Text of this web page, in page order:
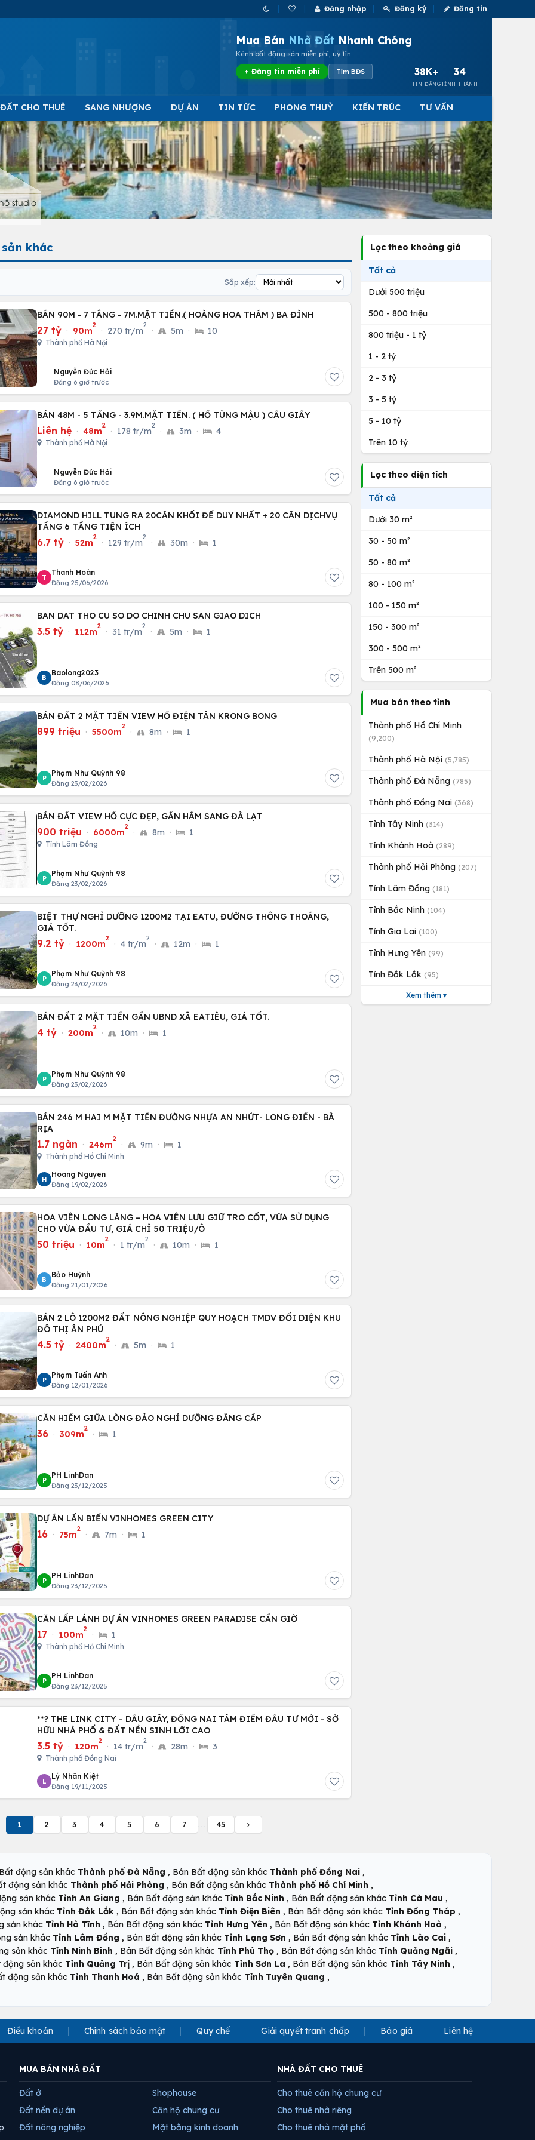
Đăng nhập Đăng ký Đăng tin
Mua Bán Nhà Đất Nhanh Chóng
Kênh bất động sản miễn phí, uy tín
+ Đăng tin miễn phí Tìm BĐS 38K+
TIN ĐĂNG
34
TỈNH THÀNH
CHO THUÊ SANG NHƯỢNG DỰ ÁN TIN TỨC PHONG THUỶ KIẾN TRÚC TƯ VẤN
studio
khác
Sắp xếp:
BÁN 90M - 7 TÂNG - 7M.MẶT TIỀN.( HOÀNG HOA THÁM ) BA ĐÌNH
27 tỷ · 90m
2
· 270 tr/m
2
· 5m · 10
Thành phố Hà Nội
Nguyễn Đức Hải
Đăng 6 giờ trước
BÁN 48M - 5 TẦNG - 3.9M.MẶT TIỀN. ( HỒ TÙNG MẬU ) CẦU GIẤY
Liên hệ · 48m
2
· 178 tr/m
2
· 3m · 4
Thành phố Hà Nội
Nguyễn Đức Hải
Đăng 6 giờ trước
DIAMOND HILL TUNG RA 20CĂN KHỐI ĐẾ DUY NHẤT + 20 CĂN DỊCHVỤ
TẦNG 6 TẦNG TIỆN ÍCH
6.7 tỷ · 52m
2
· 129 tr/m
2
· 30m · 1
T
Thanh Hoàn
Đăng 25/06/2026
BAN DAT THO CU SO DO CHINH CHU SAN GIAO DICH
3.5 tỷ · 112m
2
· 31 tr/m
2
· 5m · 1
B
Baolong2023
Đăng 08/06/2026
BÁN ĐẤT 2 MẶT TIỀN VIEW HỒ ĐIỆN TÂN KRONG BONG
899 triệu · 5500m
2
· 8m · 1
P
Phạm Như Quỳnh 98
Đăng 23/02/2026
BÁN ĐẤT VIEW HỒ CỰC ĐẸP, GẦN HẦM SANG ĐÀ LẠT
900 triệu · 6000m
2
· 8m · 1
Tỉnh Lâm Đồng
P
Phạm Như Quỳnh 98
Đăng 23/02/2026
BIỆT THỰ NGHỈ DƯỠNG 1200M2 TẠI EATU, ĐƯỜNG THÔNG THOÁNG,
GIÁ TỐT.
9.2 tỷ · 1200m
2
· 4 tr/m
2
· 12m · 1
P
Phạm Như Quỳnh 98
Đăng 23/02/2026
BÁN ĐẤT 2 MẶT TIỀN GẦN UBND XÃ EATIÊU, GIÁ TỐT.
4 tỷ · 200m
2
· 10m · 1
P
Phạm Như Quỳnh 98
Đăng 23/02/2026
BÁN 246 M HAI M MẶT TIỀN ĐƯỜNG NHỰA AN NHỨT- LONG ĐIỀN - BÀ
RỊA
1.7 ngàn · 246m
2
· 9m · 1
Thành phố Hồ Chí Minh
H
Hoang Nguyen
Đăng 19/02/2026
HOA VIÊN LONG LĂNG – HOA VIÊN LƯU GIỮ TRO CỐT, VỪA SỬ DỤNG
CHO VỪA ĐẦU TƯ, GIÁ CHỈ 50 TRIỆU/Ô
50 triệu · 10m
2
· 1 tr/m
2
· 10m · 1
B
Bảo Huỳnh
Đăng 21/01/2026
BÁN 2 LÔ 1200M2 ĐẤT NÔNG NGHIỆP QUY HOẠCH TMDV ĐỐI DIỆN KHU
ĐÔ THỊ ÂN PHÚ
4.5 tỷ · 2400m
2
· 5m · 1
P
Phạm Tuấn Anh
Đăng 12/01/2026
CĂN HIẾM GIỮA LÒNG ĐẢO NGHỈ DƯỠNG ĐẲNG CẤP
36 · 309m
2
· 1
P
PH LinhDan
Đăng 23/12/2025
DỰ ÁN LẤN BIỂN VINHOMES GREEN CITY
16 · 75m
2
· 7m · 1
P
PH LinhDan
Đăng 23/12/2025
CĂN LẤP LÁNH DỰ ÁN VINHOMES GREEN PARADISE CẦN GIỜ
17 · 100m
2
· 1
Thành phố Hồ Chí Minh
P
PH LinhDan
Đăng 23/12/2025
**? THE LINK CITY – DẦU GIÂY, ĐỒNG NAI TÂM ĐIỂM ĐẦU TƯ MỚI - SỞ
HỮU NHÀ PHỐ & ĐẤT NỀN SINH LỜI CAO
3.5 tỷ · 120m
2
· 14 tr/m
2
· 28m · 3
Thành phố Đồng Nai
L
Lý Nhân Kiệt
Đăng 19/11/2025
1 2 3 4 5 6 7 ... 45
Lọc theo khoảng giá
Tất cả
Dưới 500 triệu
500 - 800 triệu
800 triệu - 1 tỷ
1 - 2 tỷ
2 - 3 tỷ
3 - 5 tỷ
5 - 10 tỷ
Trên 10 tỷ
Lọc theo diện tích
Tất cả
Dưới 30 m²
30 - 50 m²
50 - 80 m²
80 - 100 m²
100 - 150 m²
150 - 300 m²
300 - 500 m²
Trên 500 m²
Mua bán theo tỉnh
Thành phố Hồ Chí Minh
(9,200)
Thành phố Hà Nội (5,785)
Thành phố Đà Nẵng (785)
Thành phố Đồng Nai (368)
Tỉnh Tây Ninh (314)
Tỉnh Khánh Hoà (289)
Thành phố Hải Phòng (207)
Tỉnh Lâm Đồng (181)
Tỉnh Bắc Ninh (104)
Tỉnh Gia Lai (100)
Tỉnh Hưng Yên (99)
Tỉnh Đắk Lắk (95)
Xem thêm ▾
động sản khác Thành phố Đà Nẵng , Bán Bất động sản khác Thành phố Đồng Nai ,
động sản khác Thành phố Hải Phòng , Bán Bất động sản khác Thành phố Hồ Chí Minh ,
sản khác Tỉnh An Giang , Bán Bất động sản khác Tỉnh Bắc Ninh , Bán Bất động sản khác Tỉnh Cà Mau ,
sản khác Tỉnh Đắk Lắk , Bán Bất động sản khác Tỉnh Điện Biên , Bán Bất động sản khác Tỉnh Đồng Tháp ,
sản khác Tỉnh Hà Tĩnh , Bán Bất động sản khác Tỉnh Hưng Yên , Bán Bất động sản khác Tỉnh Khánh Hoà ,
sản khác Tỉnh Lâm Đồng , Bán Bất động sản khác Tỉnh Lạng Sơn , Bán Bất động sản khác Tỉnh Lào Cai ,
sản khác Tỉnh Ninh Bình , Bán Bất động sản khác Tỉnh Phú Thọ , Bán Bất động sản khác Tỉnh Quảng Ngãi ,
động sản khác Tỉnh Quảng Trị , Bán Bất động sản khác Tỉnh Sơn La , Bán Bất động sản khác Tỉnh Tây Ninh ,
động sản khác Tỉnh Thanh Hoá , Bán Bất động sản khác Tỉnh Tuyên Quang ,
Điều khoản Chính sách bảo mật Quy chế Giải quyết tranh chấp Báo giá Liên hệ
MUA BÁN NHÀ ĐẤT
Đất ở
Đất nền dự án
Đất nông nghiệp
Shophouse
Căn hộ chung cư
Mặt bằng kinh doanh
NHÀ ĐẤT CHO THUÊ
Cho thuê căn hộ chung cư
Cho thuê nhà riêng
Cho thuê nhà mặt phố